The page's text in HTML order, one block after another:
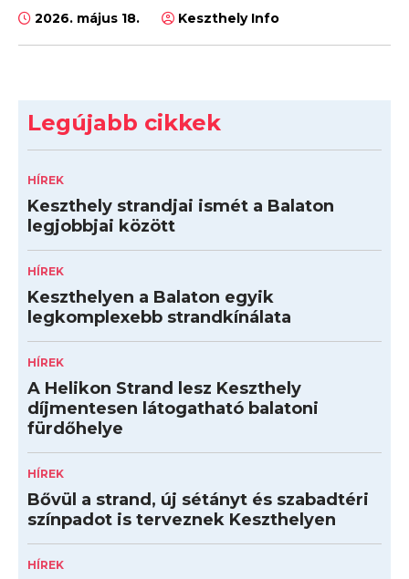
2026. május 18. Keszthely Info
Legújabb cikkek
HÍREK
Keszthely strandjai ismét a Balaton
legjobbjai között
HÍREK
Keszthelyen a Balaton egyik
legkomplexebb strandkínálata
HÍREK
A Helikon Strand lesz Keszthely
díjmentesen látogatható balatoni
fürdőhelye
HÍREK
Bővül a strand, új sétányt és szabadtéri
színpadot is terveznek Keszthelyen
HÍREK